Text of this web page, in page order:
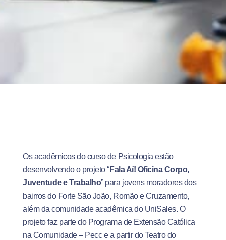
Os acadêmicos do curso de Psicologia estão
desenvolvendo o projeto “Fala Aí! Oficina Corpo,
Juventude e Trabalho” para jovens moradores dos
bairros do Forte São João, Romão e Cruzamento,
além da comunidade acadêmica do UniSales. O
projeto faz parte do Programa de Extensão Católica
na Comunidade – Pecc e a partir do Teatro do